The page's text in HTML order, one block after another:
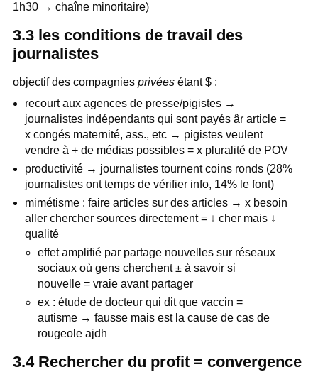
1h30 → chaîne minoritaire)
3.3 les conditions de travail des
journalistes
objectif des compagnies privées étant $ :
recourt aux agences de presse/pigistes →
journalistes indépendants qui sont payés âr article =
x congés maternité, ass., etc → pigistes veulent
vendre à + de médias possibles = x pluralité de POV
productivité → journalistes tournent coins ronds (28%
journalistes ont temps de vérifier info, 14% le font)
mimétisme : faire articles sur des articles → x besoin
aller chercher sources directement = ↓ cher mais ↓
qualité
effet amplifié par partage nouvelles sur réseaux
sociaux où gens cherchent ± à savoir si
nouvelle = vraie avant partager
ex : étude de docteur qui dit que vaccin =
autisme → fausse mais est la cause de cas de
rougeole ajdh
3.4 Rechercher du profit = convergence